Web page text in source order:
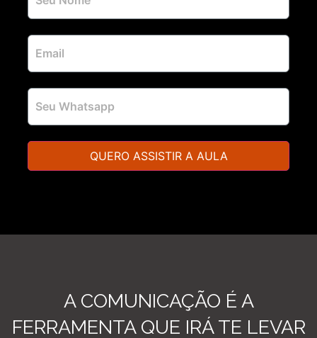
QUERO ASSISTIR A AULA
A COMUNICAÇÃO É A
FERRAMENTA QUE IRÁ TE LEVAR